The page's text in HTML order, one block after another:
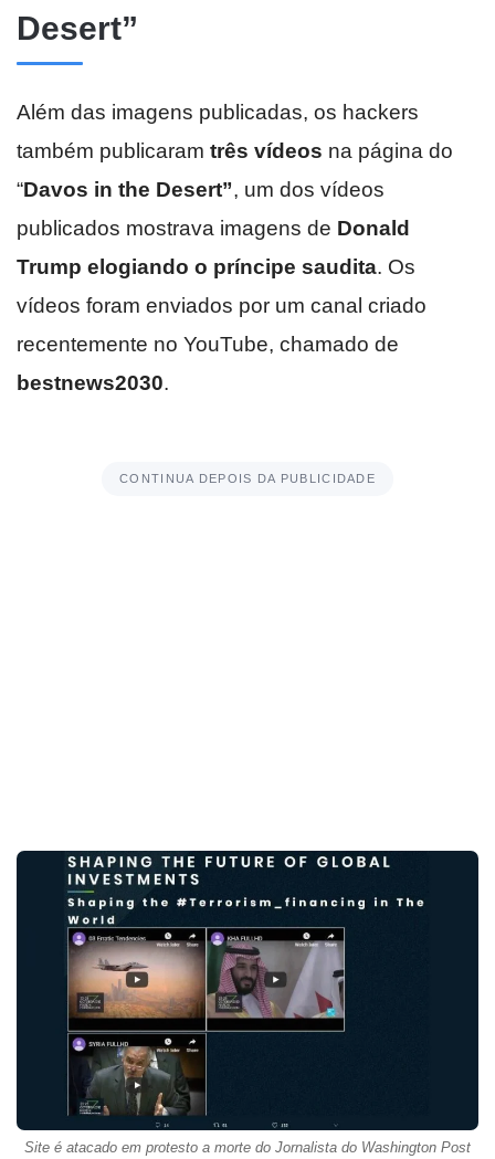
Desert”
Além das imagens publicadas, os hackers
também publicaram três vídeos na página do
“Davos in the Desert”, um dos vídeos
publicados mostrava imagens de Donald
Trump elogiando o príncipe saudita. Os
vídeos foram enviados por um canal criado
recentemente no YouTube, chamado de
bestnews2030.
CONTINUA DEPOIS DA PUBLICIDADE
Site é atacado em protesto a morte do Jornalista do Washington Post